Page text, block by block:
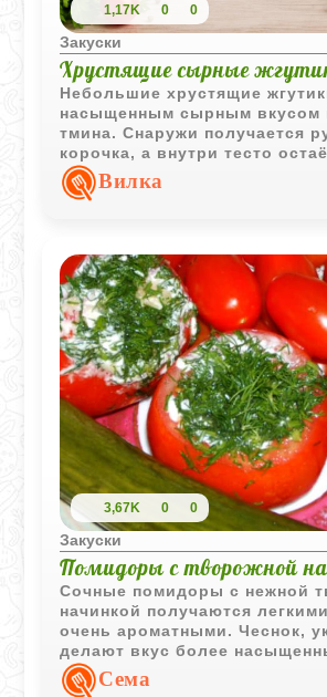
1,17K 0 0
Закуски
Хрустящие сырные
Небольшие хрустящие
насыщенным сырным вкусом
тмина. Снаружи получается
корочка, а внутри тесто
и нежным.
Вилка
3,67K 0 0
Закуски
Помидоры с творожной
Сочные помидоры с нежной
начинкой получаются
очень ароматными. Чеснок,
делают вкус более
закуска отлично подходит
стола.Сема